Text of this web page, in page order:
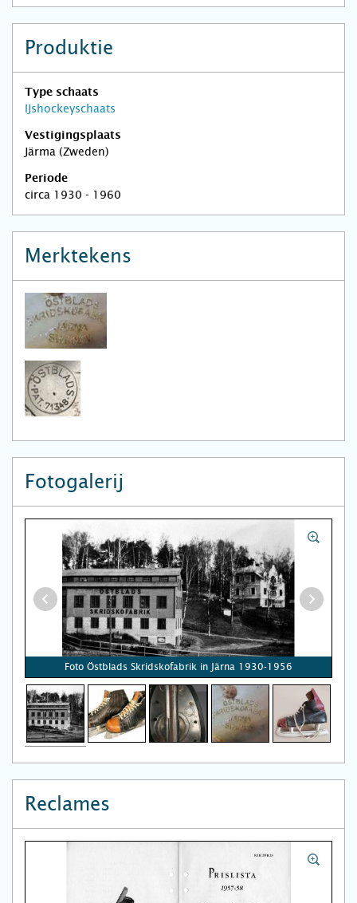
Produktie
Type schaats
IJshockeyschaats
Vestigingsplaats
Järma (Zweden)
Periode
circa 1930 - 1960
Merktekens
Fotogalerij
Foto Östblads Skridskofabrik in Järna 1930-1956
Reclames